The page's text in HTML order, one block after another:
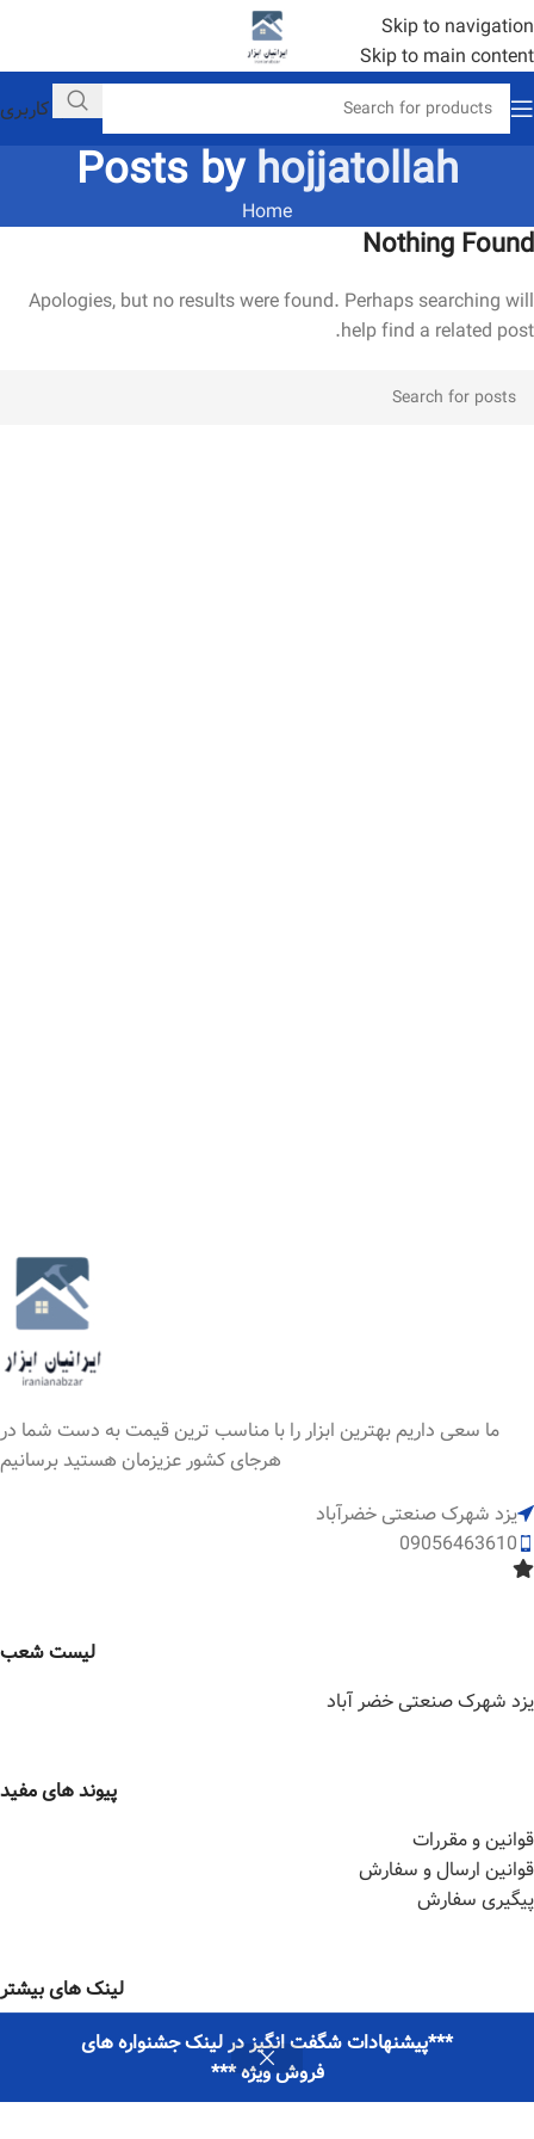
***پیشنهادات شگفت انگیز در لینک جشنواره های
فروش ویژه ***
Skip to navigation
Skip to main content
حساب کاربری
Posts byhojjatollah
Home
Nothing Found
Apologies, but no results were found. Perhaps searching will
help find a related post.
ما سعی داریم بهترین ابزار را با مناسب ترین قیمت به دست شما در
هرجای کشور عزیزمان هستید برسانیم
یزد شهرک صنعتی خضرآباد
09056463610
لیست شعب
یزد شهرک صنعتی خضر آباد
پیوند های مفید
قوانین و مقررات
قوانین ارسال و سفارش
پیگیری سفارش
لینک های بیشتر
0